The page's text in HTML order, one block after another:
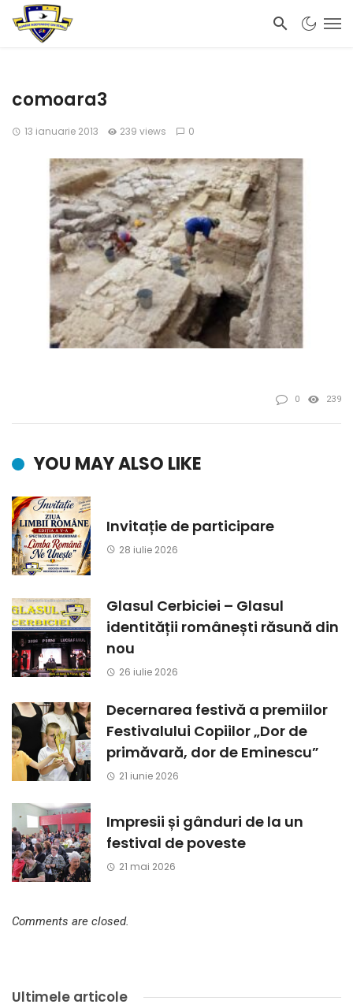
comoara3
13 ianuarie 2013 239 views 0
0 239
YOU MAY ALSO LIKE
Invitație de participare
28 iulie 2026
Glasul Cerbiciei – Glasul
identității românești răsună din
nou
26 iulie 2026
Decernarea festivă a premiilor
Festivalului Copiilor „Dor de
primăvară, dor de Eminescu”
21 iunie 2026
Impresii și gânduri de la un
festival de poveste
21 mai 2026
Comments are closed.
Ultimele articole